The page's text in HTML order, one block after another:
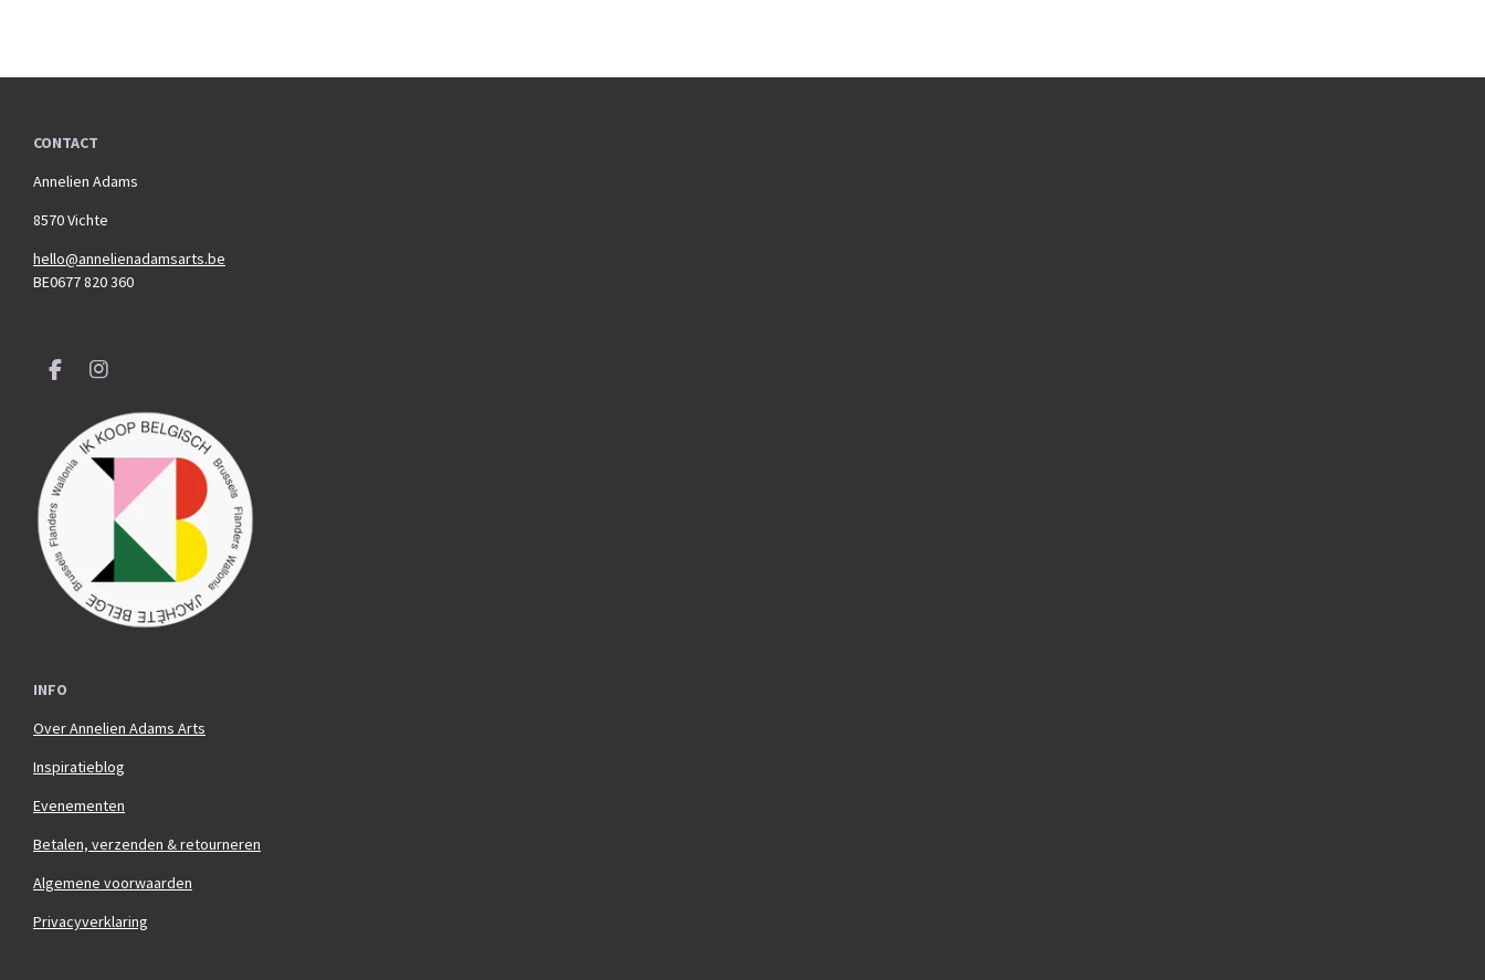
CONTACT
Annelien Adams
8570 Vichte
hello@annelienadamsarts.be
BE0677 820 360
F
b
o
o
k
I
s
t
a
g
INFO
Over Annelien Adams Arts
Inspiratieblog
Evenementen
Betalen, verzenden & retourneren
Algemene voorwaarden
Privacyverklaring